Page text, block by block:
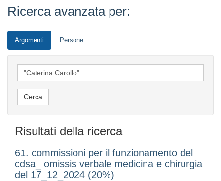
Ricerca avanzata per:
Argomenti Persone
Risultati della ricerca
61. commissioni per il funzionamento del
cdsa_ omissis verbale medicina e chirurgia
del 17_12_2024 (20%)